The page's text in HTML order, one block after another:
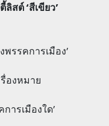
สต์ ‘สีเขียว’
รรคการเมือง’
องหมาย
ารเมืองใด’